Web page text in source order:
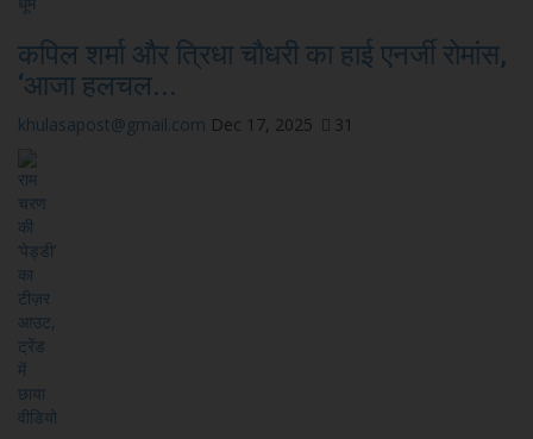
कपिल शर्मा और त्रिधा चौधरी का हाई एनर्जी रोमांस,
‘आजा हलचल...
khulasapost@gmail.com Dec 17, 2025 31